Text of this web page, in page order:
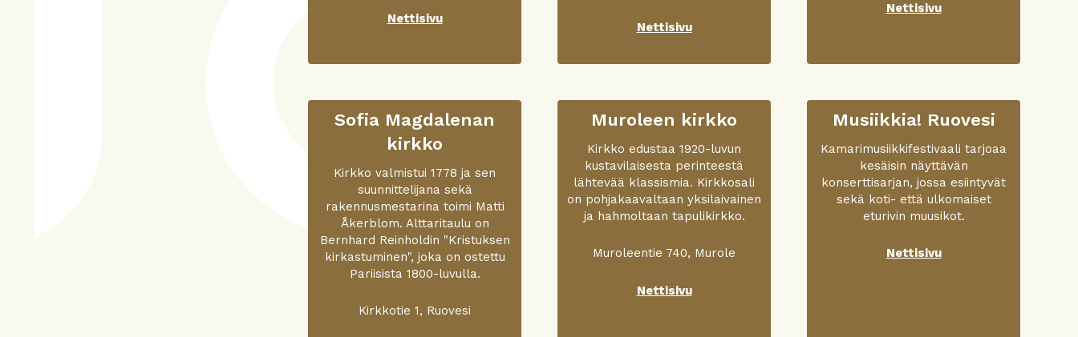
Nettisivu
Nettisivu
Nettisivu
Sofia Magdalenan
kirkko
Kirkko valmistui 1778 ja sen
suunnittelijana sekä
rakennusmestarina toimi Matti
Åkerblom. Alttaritaulu on
Bernhard Reinholdin "Kristuksen
kirkastuminen", joka on ostettu
Pariisista 1800-luvulla.
Kirkkotie 1, Ruovesi
Muroleen kirkko
Kirkko edustaa 1920-luvun
kustavilaisesta perinteestä
lähtevää klassismia. Kirkkosali
on pohjakaavaltaan yksilaivainen
ja hahmoltaan tapulikirkko.
Muroleentie 740, Murole
Nettisivu
Musiikkia! Ruovesi
Kamarimusiikkifestivaali tarjoaa
kesäisin näyttävän
konserttisarjan, jossa esiintyvät
sekä koti- että ulkomaiset
eturivin muusikot.
Nettisivu